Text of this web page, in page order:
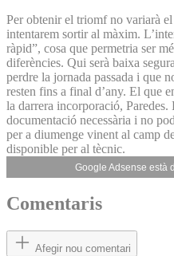
Per obtenir el triomf no variarà
intentarem sortir al màxim.
ràpid”, cosa que permetria ser
diferències. Qui serà baixa
perdre la jornada passada i que
resten fins a final d’any. El que
la darrera incorporació,
documentació necessària i no
per a diumenge vinent al camp
disponible per al tècnic.
Google Adsense està
Comentaris
Afegir nou comentari